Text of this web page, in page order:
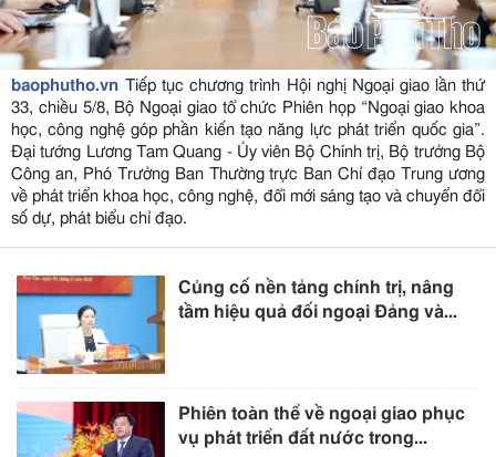
baophutho.vn Tiếp tục chương trình Hội nghị Ngoại giao lần thứ
33, chiều 5/8, Bộ Ngoại giao tổ chức Phiên họp “Ngoại giao khoa
học, công nghệ góp phần kiến tạo năng lực phát triển quốc gia”.
Đại tướng Lương Tam Quang - Ủy viên Bộ Chính trị, Bộ trưởng Bộ
Công an, Phó Trưởng Ban Thường trực Ban Chỉ đạo Trung ương
về phát triển khoa học, công nghệ, đổi mới sáng tạo và chuyển đổi
số dự, phát biểu chỉ đạo.
Củng cố nền tảng chính trị, nâng
tầm hiệu quả đối ngoại Đảng và...
Phiên toàn thể về ngoại giao phục
vụ phát triển đất nước trong...